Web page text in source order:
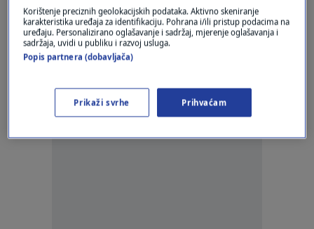
Oglas
Korištenje preciznih geolokacijskih podataka. Aktivno skeniranje
karakteristika uređaja za identifikaciju. Pohrana i/ili pristup podacima na
uređaju. Personalizirano oglašavanje i sadržaj, mjerenje oglašavanja i
sadržaja, uvidi u publiku i razvoj usluga.
Popis partnera (dobavljača)
Prikaži svrhe Prihvaćam